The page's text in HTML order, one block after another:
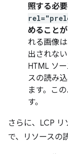
照する必
めることが
れる画像
出されな
HTML ソ
スの読み
ます。こ
す。
さらに、LCP
で、リソースの